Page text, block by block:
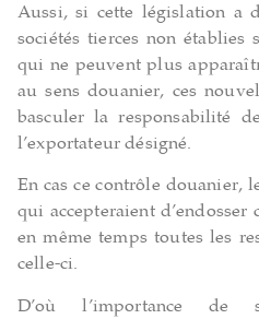
Aussi, si cette législation a
sociétés tierces non
qui ne peuvent plus
au sens douanier, ces
basculer la responsabilité
l’exportateur désigné.
En cas ce contrôle douanier,
qui accepteraient d’endosser
en même temps toutes les
celle-ci.
D’où l’importance de